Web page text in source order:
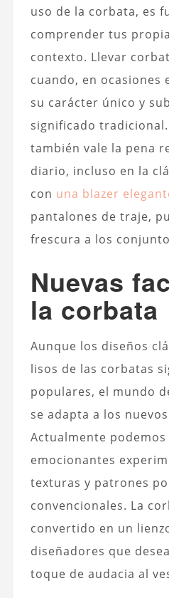
uso de la corbata, es
comprender tus
contexto. Llevar
cuando, en ocasiones
su carácter único y
significado
también vale la pena
diario, incluso en la
con una blazer
pantalones de traje,
frescura a los
Nuevas
la corbata
Aunque los diseños
lisos de las corbatas
populares, el mundo
se adapta a los
Actualmente
emocionantes
texturas y patrones
convencionales. La
convertido en un
diseñadores que
toque de audacia al